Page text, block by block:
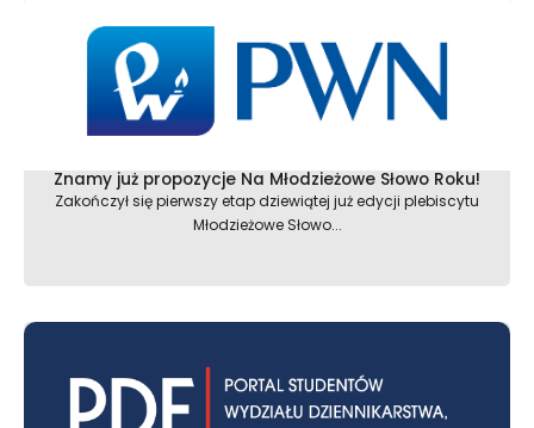
Znamy już propozycje Na Młodzieżowe Słowo Roku!
Zakończył się pierwszy etap dziewiątej już edycji plebiscytu
Młodzieżowe Słowo...